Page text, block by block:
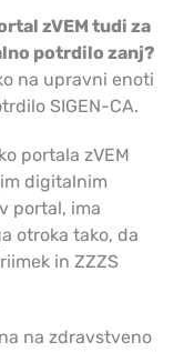
zVEM tudi za
potrdilo zanj?
na upravni enoti
SIGEN-CA.
portala zVEM
digitalnim
portal, ima
otroka tako, da
in ZZZS
na zdravstveno